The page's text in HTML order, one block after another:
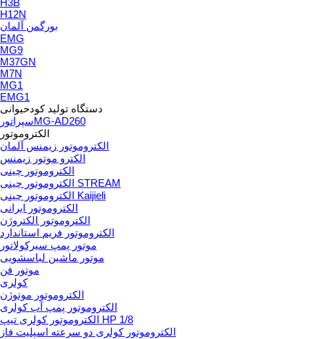
H3B
H12N
بورگمن آلمان
EMG
MG9
M37GN
M7N
MG1
EMG1
دستگاه تولید کودحیوانی
سپراتورMG-AD260
الکتروموتور
الکتروموتور زیمنس آلمان
الکترو موتور زیمنس
الکتروموتور چینی
الکتروموتور چینی STREAM
الکتروموتور چینی Kaijieli
الکتروموتور ایرانی
الکتروموتور الکتروژن
الکتروموتور فریم استاندارد
موتور پمپ سیرکولاتور
موتور ماشین لباسشویی
موتور فن
کولری
الکتروموتور موتوژن
الکتروموتور پمپ آب کولری
الکتروموتور کولری تیپ HP 1/8
الکتروموتور کولری دو سرعته اسپلیت فاز